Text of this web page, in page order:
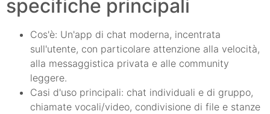
specifiche principali
Cos'è: Un'app di chat moderna, incentrata
sull'utente, con particolare attenzione alla velocità,
alla messaggistica privata e alle community
leggere.
Casi d'uso principali: chat individuali e di gruppo,
chiamate vocali/video, condivisione di file e stanze